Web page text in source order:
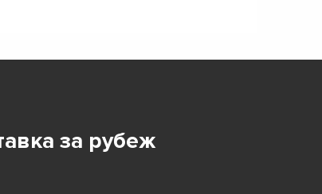
за рубеж